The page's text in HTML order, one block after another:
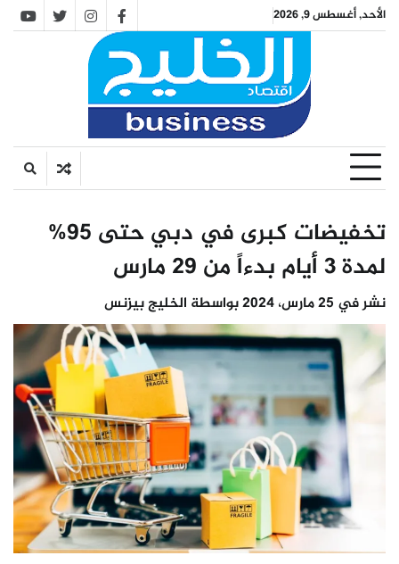
الأحد, أغسطس 9, 2026 facebook
instagram
twitter
تخفيضات كبرى في دبي حتى 95%
لمدة 3 أيام بدءاً من 29 مارس
نشر في 25 مارس، 2024 بواسطة الخليج بيزنس